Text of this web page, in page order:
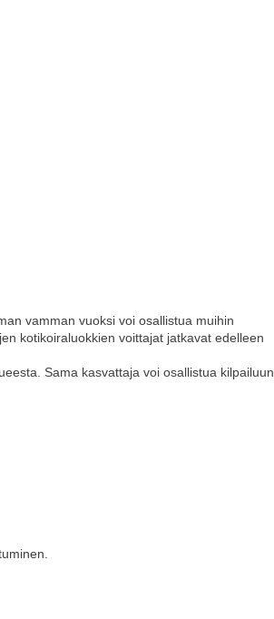
vamman vuoksi voi osallistua muihin
kotikoiraluokkien voittajat jatkavat edelleen
Sama kasvattaja voi osallistua kilpailuun